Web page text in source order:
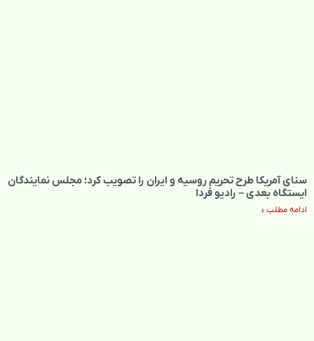
سنای آمریکا طرح تحریم روسیه و ایران را تصویب کرد؛ مجلس نمایندگان
ایستگاه بعدی – رادیو فردا
ادامه مطلب »